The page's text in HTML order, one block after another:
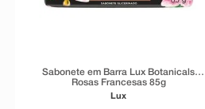
Sabonete em Barra Lux Botanicals
Rosas Francesas 85g
Lux